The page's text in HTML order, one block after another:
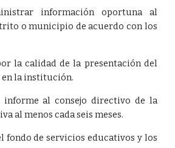
información oportuna al
o municipio de acuerdo con los
la calidad de la presentación del
la institución.
al consejo directivo de la
al menos cada seis meses.
de servicios educativos y los